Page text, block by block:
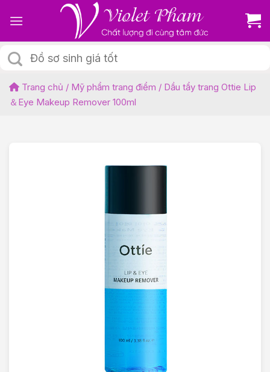
Tìm
kiếm:
Trang chủ / Mỹ phẩm trang điểm / Dầu tẩy trang Ottie Lip
＆Eye Makeup Remover 100ml